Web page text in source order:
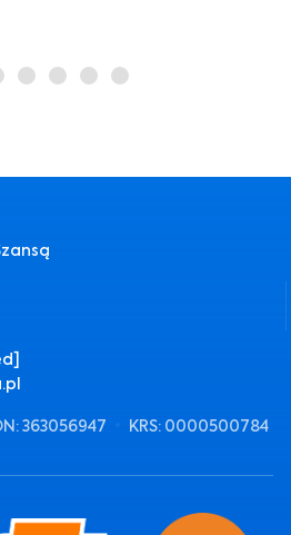
363056947 KRS: 0000500784